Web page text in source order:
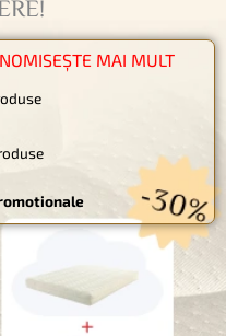
până la -30%
până la
58,10
LA
MAI MULT